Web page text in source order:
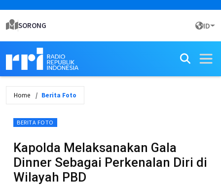
SORONG ID
Home Berita Foto
BERITA FOTO
Kapolda Melaksanakan Gala
Dinner Sebagai Perkenalan Diri di
Wilayah PBD